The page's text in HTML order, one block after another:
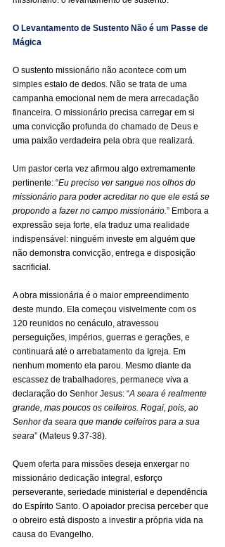
O Levantamento de Sustento Não é um Passe de
Mágica
O sustento missionário não acontece com um
simples estalo de dedos. Não se trata de uma
campanha emocional nem de mera arrecadação
financeira. O missionário precisa carregar em si
uma convicção profunda do chamado de Deus e
uma paixão verdadeira pela obra que realizará.
Um pastor certa vez afirmou algo extremamente
pertinente: “Eu preciso ver sangue nos olhos do
missionário para poder acreditar no que ele está se
propondo a fazer no campo missionário.” Embora a
expressão seja forte, ela traduz uma realidade
indispensável: ninguém investe em alguém que
não demonstra convicção, entrega e disposição
sacrificial.
A obra missionária é o maior empreendimento
deste mundo. Ela começou visivelmente com os
120 reunidos no cenáculo, atravessou
perseguições, impérios, guerras e gerações, e
continuará até o arrebatamento da Igreja. Em
nenhum momento ela parou. Mesmo diante da
escassez de trabalhadores, permanece viva a
declaração do Senhor Jesus: “A seara é realmente
grande, mas poucos os ceifeiros. Rogai, pois, ao
Senhor da seara que mande ceifeiros para a sua
seara” (Mateus 9.37-38).
Quem oferta para missões deseja enxergar no
missionário dedicação integral, esforço
perseverante, seriedade ministerial e dependência
do Espírito Santo. O apoiador precisa perceber que
o obreiro está disposto a investir a própria vida na
causa do Evangelho.